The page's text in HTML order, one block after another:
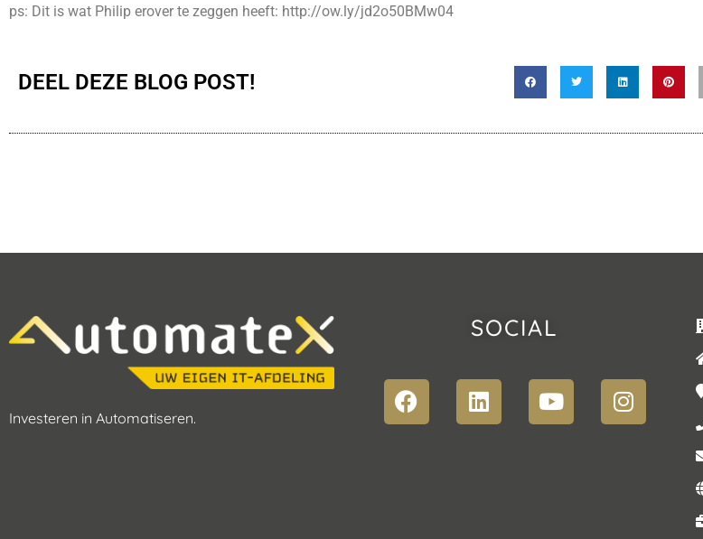
ps: Dit is wat Philip erover te zeggen heeft: http://ow.ly/jd2o50BMw04
DEEL DEZE BLOG POST!
Investeren in Automatiseren.
SOCIAL